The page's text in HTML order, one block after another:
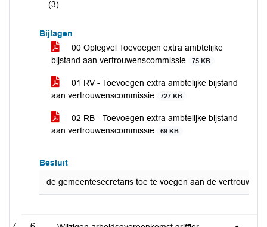
(3)
Bijlagen
00 Oplegvel Toevoegen extra ambtelijke
bijstand aan vertrouwenscommissie
75 KB
01 RV - Toevoegen extra ambtelijke bijstand
aan vertrouwenscommissie
727 KB
02 RB - Toevoegen extra ambtelijke bijstand
aan vertrouwenscommissie
69 KB
Besluit
de gemeentesecretaris toe te voegen aan de